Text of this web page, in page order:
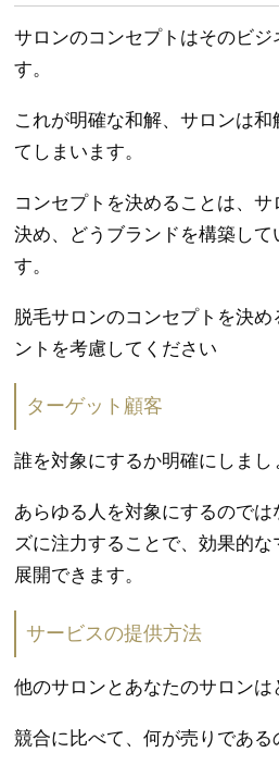
サロンのコンセプトはそのビジ
す。
これが明確な和解、サロンは
てしまいます。
コンセプトを決めることは、
決め、どうブランドを構築して
す。
脱毛サロンのコンセプトを決め
ントを考慮してください
ターゲット顧客
誰を対象にするか明確にしまし
あらゆる人を対象にするので
ズに注力することで、効果的
展開できます。
サービスの提供方法
他のサロンとあなたのサロンは
競合に比べて、何が売りである